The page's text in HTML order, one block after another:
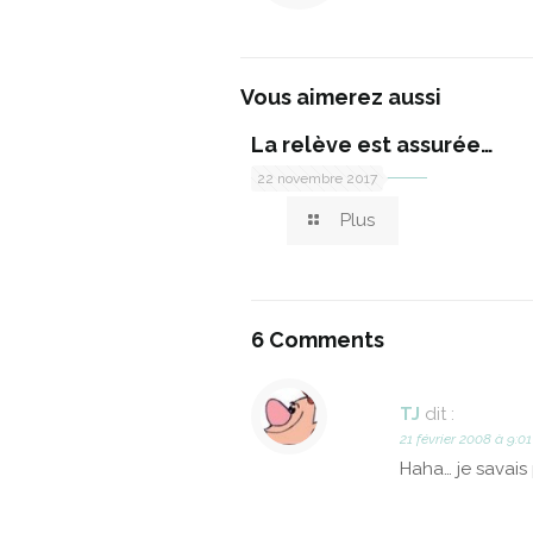
Vous aimerez aussi
22 novembre 2017
La relève est assurée…
Plus
6 Comments
TJ dit :
21 février 2008 à 9:01
Haha… je